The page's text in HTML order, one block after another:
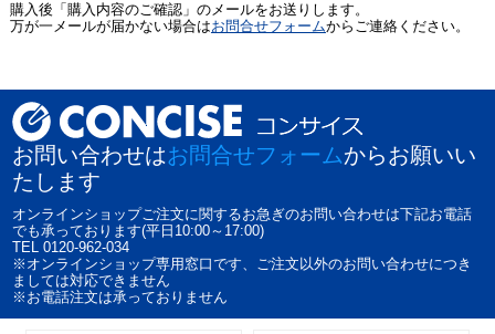
購入後「購入内容のご確認」のメールをお送りします。
万が一メールが届かない場合はお問合せフォームからご連絡ください。
お問い合わせはお問合せフォームからお願いい
たします
オンラインショップご注文に関するお急ぎのお問い合わせは下記お電話
でも承っております(平日10:00～17:00)
TEL 0120-962-034
※オンラインショップ専用窓口です、ご注文以外のお問い合わせにつき
ましては対応できません
※お電話注文は承っておりません